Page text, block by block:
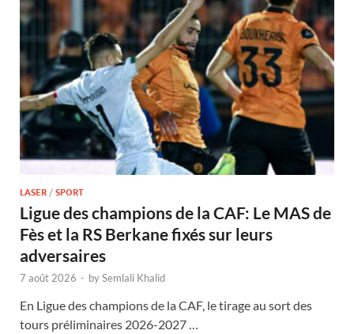
LASER / SPORT
Ligue des champions de la CAF: Le MAS de
Fès et la RS Berkane fixés sur leurs
adversaires
7 août 2026 - bySemlali Khalid
En Ligue des champions de la CAF, le tirage au sort des
tours préliminaires 2026-2027 …